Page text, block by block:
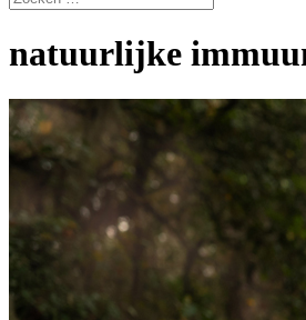
natuurlijke